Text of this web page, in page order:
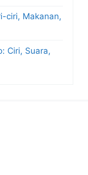
ciri, Makanan,
Ciri, Suara,